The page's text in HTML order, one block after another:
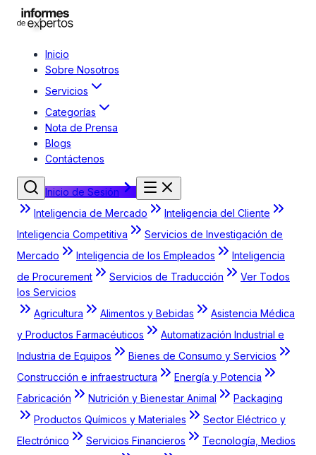
Inicio
Sobre Nosotros
Servicios
Categorías
Nota de Prensa
Blogs
Contáctenos
Inicio de Sesión
Inteligencia de Mercado
Inteligencia del Cliente
Inteligencia Competitiva
Servicios de Investigación de
Mercado
Inteligencia de los Empleados
Inteligencia
de Procurement
Servicios de Traducción
Ver Todos
los Servicios
Agricultura
Alimentos y Bebidas
Asistencia Médica
y Productos Farmacéuticos
Automatización Industrial e
Industria de Equipos
Bienes de Consumo y Servicios
Construcción e infraestructura
Energía y Potencia
Fabricación
Nutrición y Bienestar Animal
Packaging
Productos Químicos y Materiales
Sector Eléctrico y
Electrónico
Servicios Financieros
Tecnología, Medios